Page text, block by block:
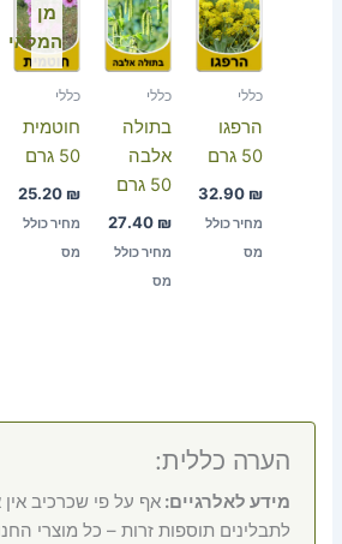
כללי
הרפגו
50 גרם
32.90 ₪
מחיר כולל
מס
כללי
בתולה
אלבה
50 גרם
27.40 ₪
מחיר כולל
מס
מן
המלאי
כללי
חוטמית
50 גרם
25.20 ₪
מחיר כולל
מס
הערה כללית:
מידע לאלרגיים:אף על פי שכרכיב אין
לתבלינים תוספות זרות – כל מוצרי